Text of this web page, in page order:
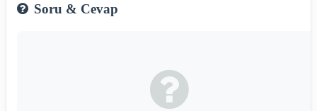
Soru & Cevap